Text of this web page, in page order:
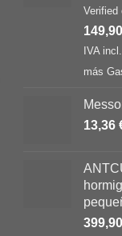
de 5
Verified
149,90
IVA incl.
más
13,36
399,90